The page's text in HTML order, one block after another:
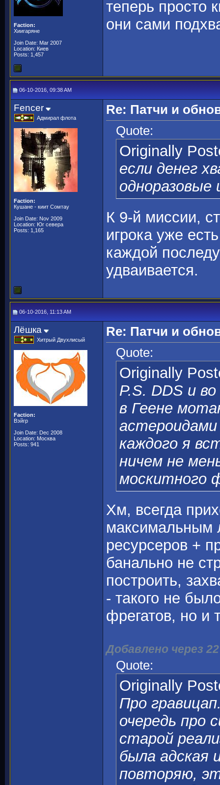
Faction:
Хиигаряне
Join Date: Mar 2007
Location: Киев
Posts: 1,457
теперь просто
они сами
06-10-2016, 09:38 AM
Fencer
Адмирал флота
Faction:
Кушане - киит Сомтау
Join Date: Nov 2009
Location: Юг севера
Posts: 1,165
Re: Патчи и
Quote:
Originally
если денег
К 9-й миссии,
игрока уже
каждой
удваивается.
06-10-2016, 11:13 AM
Лёшка
Хитрый Двухлисый
Faction:
Вэйгр
Join Date: Dec 2008
Location: Москва
Posts: 941
Re: Патчи и
Quote:
Originally
P.S. DDS и
в Геене
каждого я
ничем не
москитного
Хм, всегда
максимальным
ресурсеров +
банально не
построить,
- такого не
фрегатов, но и
Добавлено через
Quote:
Originally
Про
очередь про
старой
была адская
повторяю,